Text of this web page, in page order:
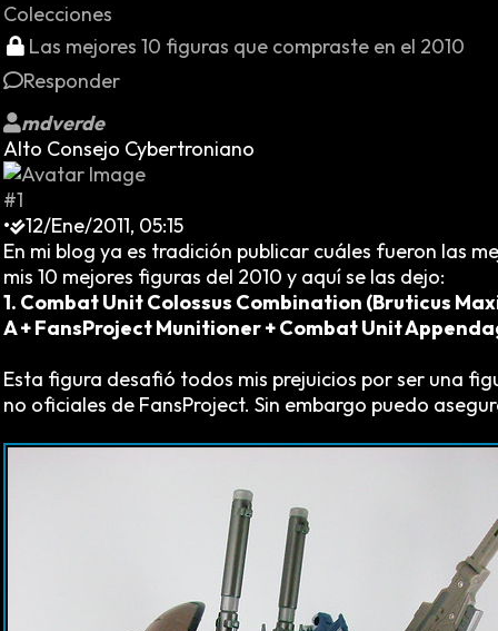
Colecciones
Las mejores 10 figuras que compraste en el 2010
Responder
mdverde
Alto Consejo Cybertroniano
#1
•
12/Ene/2011, 05:15
En mi blog ya es tradición publicar cuáles fueron las
mis 10 mejores figuras del 2010 y aquí se las dejo:
1. Combat Unit Colossus Combination (Bruticus
A + FansProject Munitioner + Combat Unit
Esta figura desafió todos mis prejuicios por ser una
no oficiales de FansProject. Sin embargo puedo